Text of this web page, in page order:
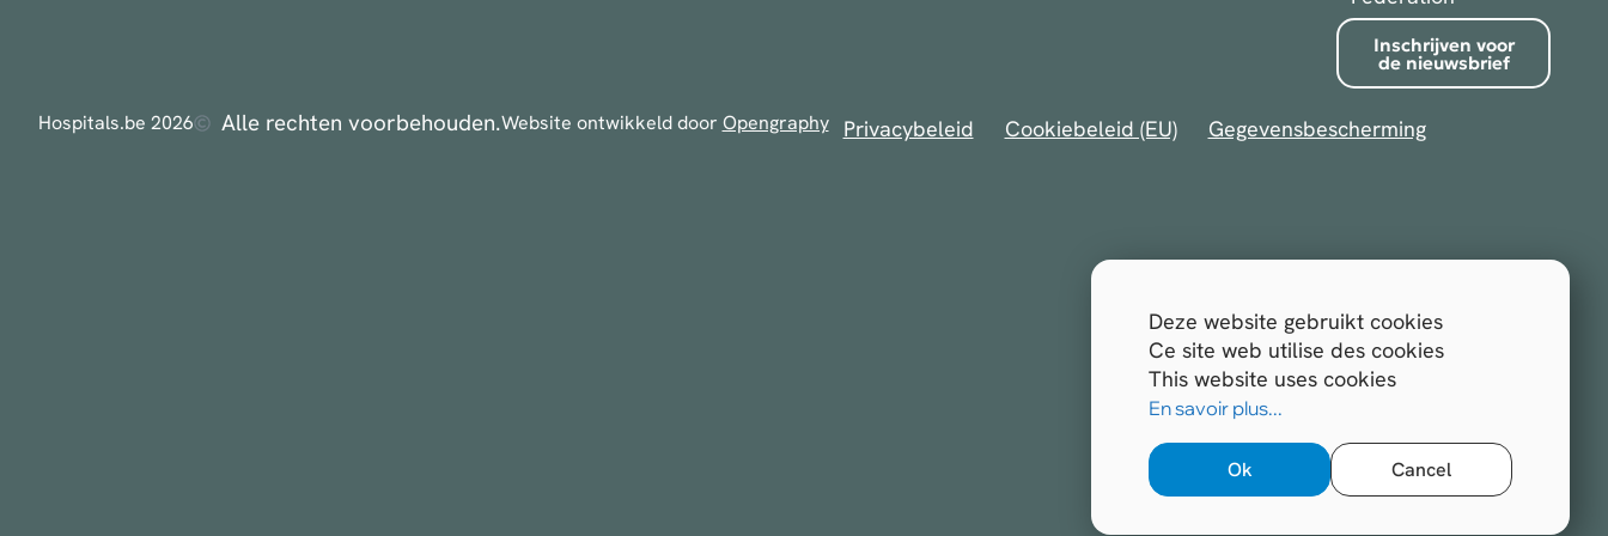
Deze website gebruikt cookies
Ce site web utilise des cookies
This website uses cookies
En savoir plus...
Ok Cancel
Inschrijven voor
de nieuwsbrief
Hospitals.be 2026 Alle rechten voorbehouden.Website ontwikkeld door Opengraphy Privacybeleid Cookiebeleid (EU) Gegevensbescherming